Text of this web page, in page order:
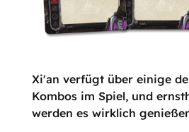
Xi'an verfügt über einige
Kombos im Spiel, und
werden es wirklich